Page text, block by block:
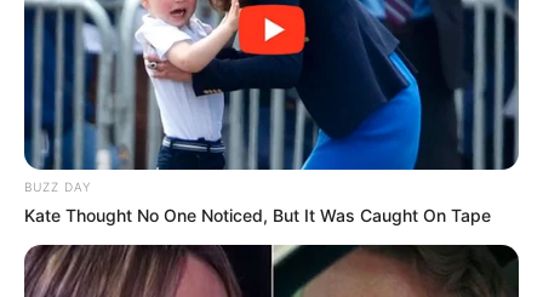
Anti Mainstream, 10 Cara
Membawa Barang Belanjaan
Versi Warga Thailand
BUZZ DAY
Kate Thought No One Noticed, But It Was Caught On Tape